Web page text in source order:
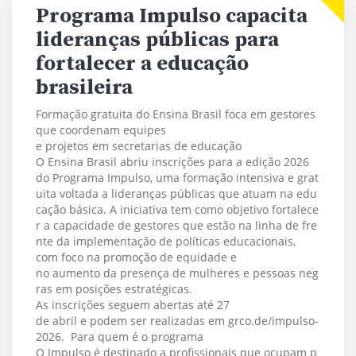
Programa Impulso capacita
lideranças públicas para
fortalecer a educação
brasileira
Formação gratuita do Ensina Brasil foca em gestores
que coordenam equipes
e projetos em secretarias de educação
O Ensina Brasil abriu inscrições para a edição 2026
do Programa Impulso, uma formação intensiva e grat
uita voltada a lideranças públicas que atuam na edu
cação básica. A iniciativa tem como objetivo fortalece
r a capacidade de gestores que estão na linha de fre
nte da implementação de políticas educacionais,
com foco na promoção de equidade e
no aumento da presença de mulheres e pessoas neg
ras em posições estratégicas.
As inscrições seguem abertas até 27
de abril e podem ser realizadas em grco.de/impulso-
2026. Para quem é o programa
O Impulso é destinado a profissionais que ocupam p